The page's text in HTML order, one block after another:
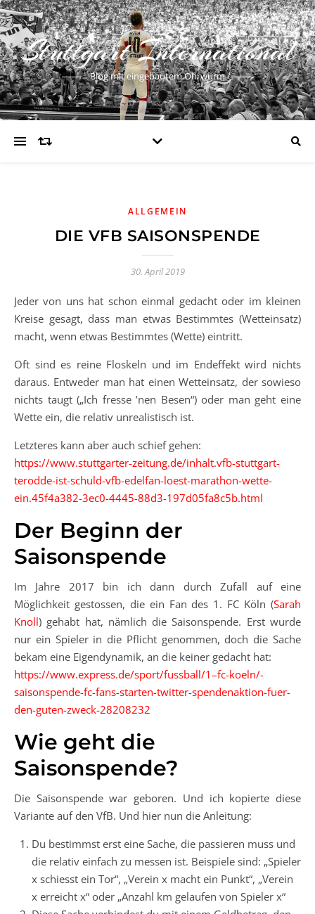
Stuttgart International
Blog mit eingebautem Ohrwurm
ALLGEMEIN
DIE VFB SAISONSPENDE
30. April 2019
Jeder von uns hat schon einmal gedacht oder im kleinen
Kreise gesagt, dass man etwas Bestimmtes (Wetteinsatz)
macht, wenn etwas Bestimmtes (Wette) eintritt.
Oft sind es reine Floskeln und im Endeffekt wird nichts
daraus. Entweder man hat einen Wetteinsatz, der sowieso
nichts taugt („Ich fresse ’nen Besen“) oder man geht eine
Wette ein, die relativ unrealistisch ist.
Letzteres kann aber auch schief gehen:
https://www.stuttgarter-zeitung.de/inhalt.vfb-stuttgart-
terodde-ist-schuld-vfb-edelfan-loest-marathon-wette-
ein.45f4a382-3ec0-4445-88d3-197d05fa8c5b.html
Der Beginn der
Saisonspende
Im Jahre 2017 bin ich dann durch Zufall auf eine
Möglichkeit gestossen, die ein Fan des 1. FC Köln (Sarah
Knoll) gehabt hat, nämlich die Saisonspende. Erst wurde
nur ein Spieler in die Pflicht genommen, doch die Sache
bekam eine Eigendynamik, an die keiner gedacht hat:
https://www.express.de/sport/fussball/1–fc-koeln/-
saisonspende-fc-fans-starten-twitter-spendenaktion-fuer-
den-guten-zweck-28208232
Wie geht die
Saisonspende?
Die Saisonspende war geboren. Und ich kopierte diese
Variante auf den VfB. Und hier nun die Anleitung:
Du bestimmst erst eine Sache, die passieren muss und
die relativ einfach zu messen ist. Beispiele sind: „Spieler
x schiesst ein Tor“, „Verein x macht ein Punkt“, „Verein
x erreicht x“ oder „Anzahl km gelaufen von Spieler x“